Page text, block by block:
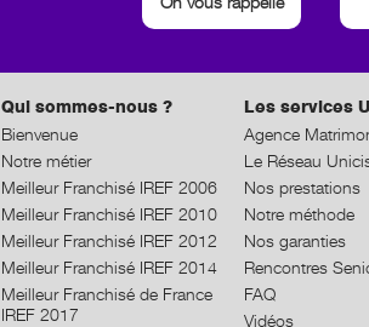
Qui sommes-nous ?
Bienvenue
Notre métier
Meilleur Franchisé IREF 2006
Meilleur Franchisé IREF 2010
Meilleur Franchisé IREF 2012
Meilleur Franchisé IREF 2014
Meilleur Franchisé de France
IREF 2017
Les services
Agence
Le Réseau
Nos prestations
Notre méthode
Nos garanties
Rencontres
FAQ
Vidéos